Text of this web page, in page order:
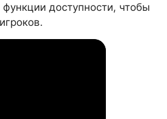
доступности, чтобы